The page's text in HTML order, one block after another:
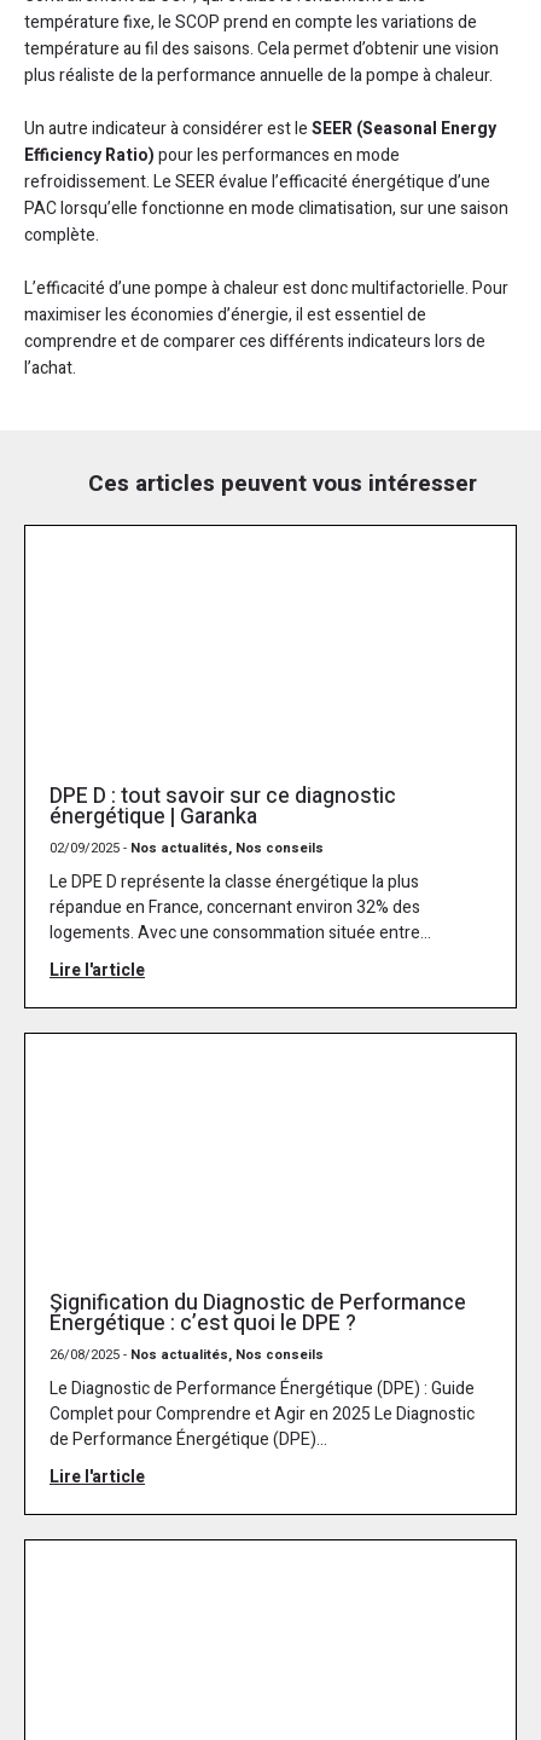
température fixe, le SCOP prend en compte les variations de
température au fil des saisons. Cela permet d’obtenir une vision
plus réaliste de la performance annuelle de la pompe à chaleur.
Un autre indicateur à considérer est leSEER (Seasonal Energy
Efficiency Ratio)pour les performances en mode
refroidissement. Le SEER évalue l’efficacité énergétique d’une
PAC lorsqu’elle fonctionne en mode climatisation, sur une saison
complète.
L’efficacité d’une pompe à chaleur est donc multifactorielle. Pour
maximiser les économies d’énergie, il est essentiel de
comprendre et de comparer ces différents indicateurs lors de
l’achat.
Ces articles peuvent vous intéresser
DPE D : tout savoir sur ce diagnostic
énergétique | Garanka
02/09/2025 - Nos actualités, Nos conseils
Le DPE D représente la classe énergétique la plus
répandue en France, concernant environ 32% des
logements. Avec une consommation située entre...
Lire l'article
Signification du Diagnostic de Performance
Énergétique : c’est quoi le DPE ?
26/08/2025 - Nos actualités, Nos conseils
Le Diagnostic de Performance Énergétique (DPE) : Guide
Complet pour Comprendre et Agir en 2025 Le Diagnostic
de Performance Énergétique (DPE)...
Lire l'article